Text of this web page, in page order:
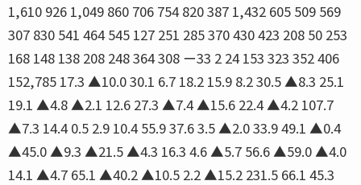
1,610 926 1,049 860 706 754 820 387 1,432 605 509 569
307 830 541 464 545 127 251 285 370 430 423 208 50 253
168 148 138 208 248 364 308 ー33 2 24 153 323 352 406
152,785 17.3 ▲10.0 30.1 6.7 18.2 15.9 8.2 30.5 ▲8.3 25.1
19.1 ▲4.8 ▲2.1 12.6 27.3 ▲7.4 ▲15.6 22.4 ▲4.2 107.7
▲7.3 14.4 0.5 2.9 10.4 55.9 37.6 3.5 ▲2.0 33.9 49.1 ▲0.4
▲45.0 ▲9.3 ▲21.5 ▲4.3 16.3 4.6 ▲5.7 56.6 ▲59.0 ▲4.0
14.1 ▲4.7 65.1 ▲40.2 ▲10.5 2.2 ▲15.2 231.5 66.1 45.3